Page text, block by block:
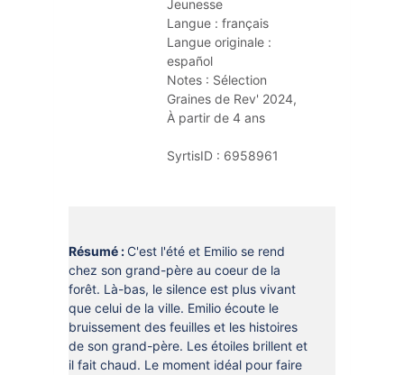
CRÉATHÈQUE
JOUER EN BIBLIOTHÈQUES
MAO - MUSIQUE ASSISTÉE PAR
PORTAGE À DOMICILE
TOUS LES SERVICES
PROLONGER - RÉSERVER
EN CAS DE RETARD
MON COMPTE LECTEUR
POUR LES PROS
Jeunesse
Langue : français
Langue originale :
español
Notes : Sélection
Graines de Rev' 2024
À partir de 4 ans
SyrtisID : 6958961
Résumé : C'est l'été et Emilio se rend
chez son grand-père au coeur de la
forêt. Là-bas, le silence est plus vivant
que celui de la ville. Emilio écoute le
bruissement des feuilles et les histoires
de son grand-père. Les étoiles brillent et
il fait chaud. Le moment idéal pour faire